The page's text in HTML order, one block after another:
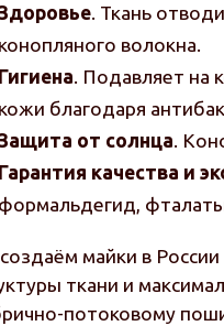
. Ткань
конопляного волокна.
Гигиена. Подавляет на
кожи благодаря
от солнца.
Гарантия качества и
формальдегид,
майки в
ткани и
потоковому